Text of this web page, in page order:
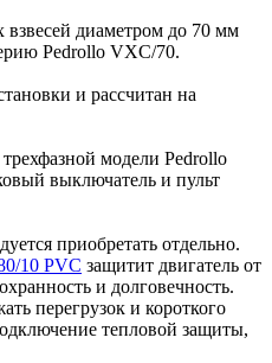
диаметром до 70 мм
Pedrollo VXC/70.
и рассчитан на
модели Pedrollo
выключатель и пульт
приобретать отдельно.
10 PVC защитит двигатель от
и долговечность.
перегрузок и короткого
тепловой защиты,